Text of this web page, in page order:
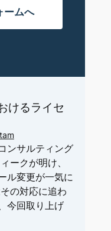
ームへ
けるライセ
ンサルティング
ークが明け、
ル変更が一気に
の対応に追わ
今回取り上げ